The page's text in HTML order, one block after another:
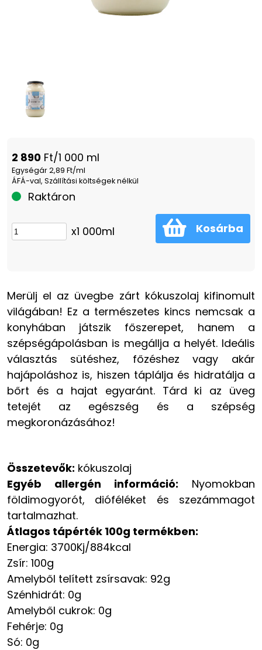
2 890 Ft/1 000 ml
Egységár 2,89 Ft/ml
ÁFÁ-val, Szállítási költségek nélkül
Raktáron
x1 000ml Kosárba
Merülj el az üvegbe zárt kókuszolaj kifinomult
világában! Ez a természetes kincs nemcsak a
konyhában játszik főszerepet, hanem a
szépségápolásban is megállja a helyét. Ideális
választás sütéshez, főzéshez vagy akár
hajápoláshoz is, hiszen táplálja és hidratálja a
bőrt és a hajat egyaránt. Tárd ki az üveg
tetejét az egészség és a szépség
megkoronázásához!
Összetevők: kókuszolaj
Egyéb allergén információ: Nyomokban
földimogyorót, dióféléket és szezámmagot
tartalmazhat.
Átlagos tápérték 100g termékben:
Energia: 3700Kj/884kcal
Zsír: 100g
Amelyből telített zsírsavak: 92g
Szénhidrát: 0g
Amelyből cukrok: 0g
Fehérje: 0g
Só: 0g